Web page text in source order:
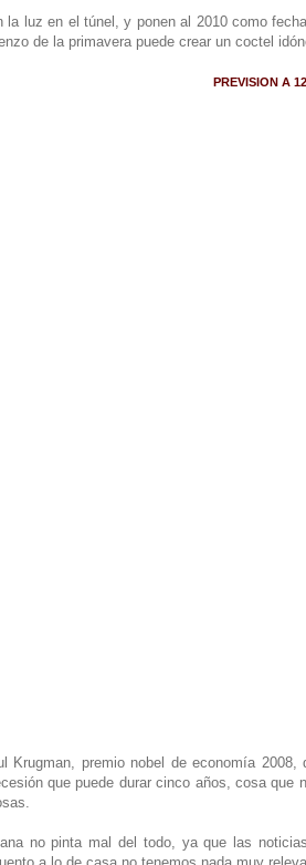
la luz en el túnel, y ponen al 2010 como
de la primavera puede crear un coctel
PREVISION A
Krugman, premio nobel de economía
que puede durar cinco años, cosa
no pinta mal del todo, ya que las